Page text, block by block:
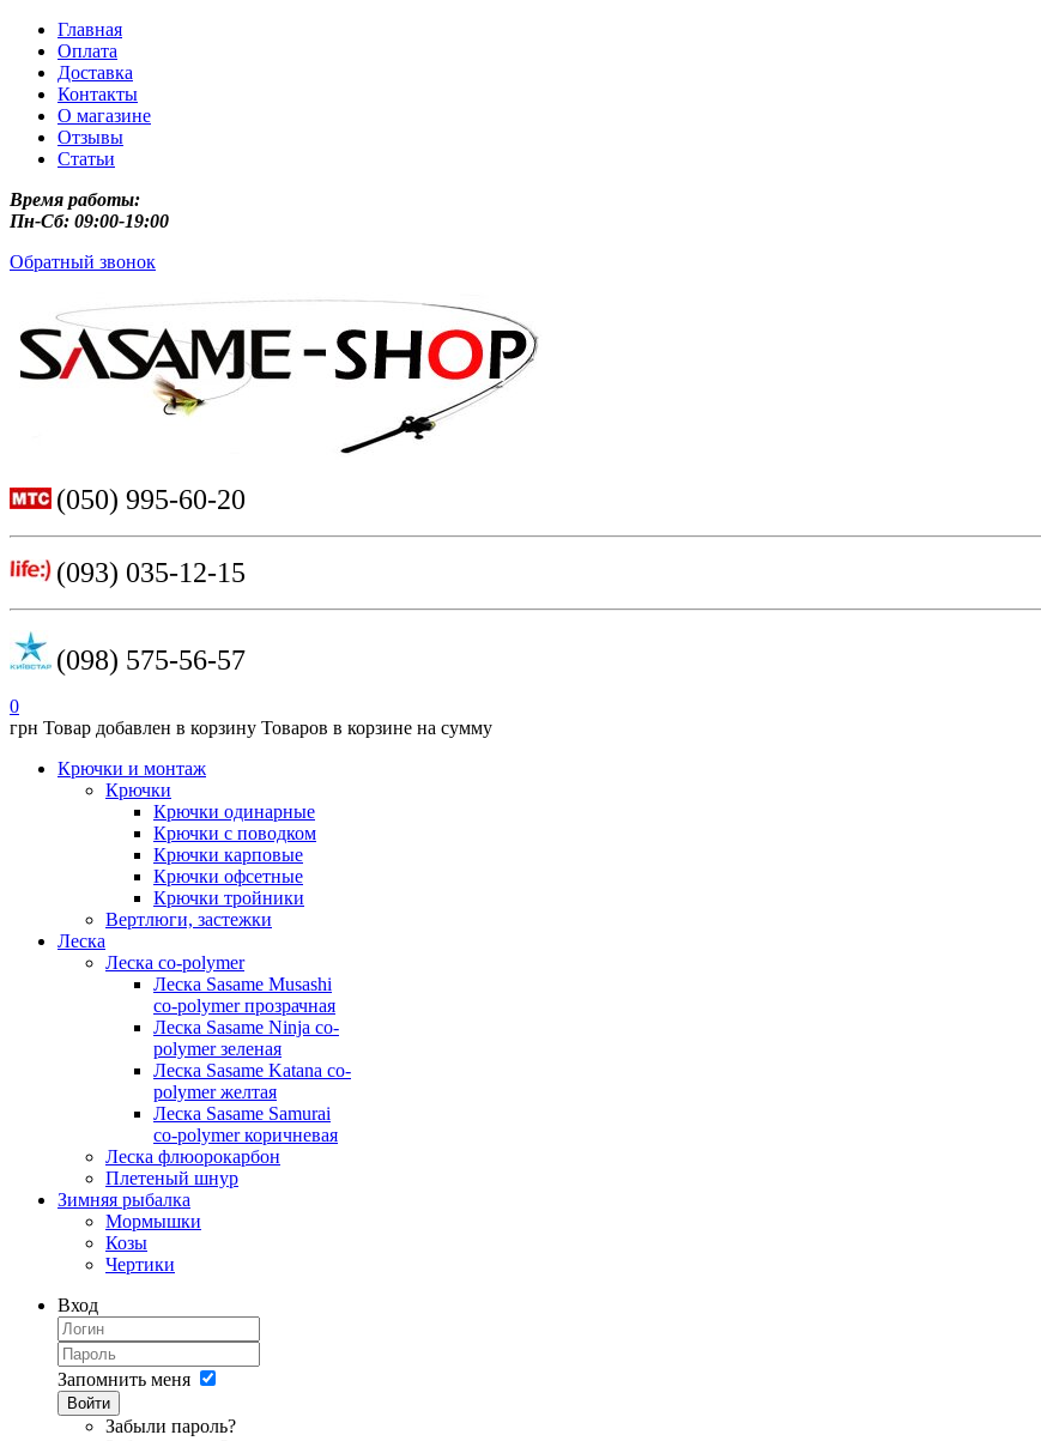
Главная
Оплата
Доставка
Контакты
О магазине
Отзывы
Статьи
Время работы:
Пн-Сб: 09:00-19:00
Обратный звонок
(050) 995-60-20
(093) 035-12-15
(098) 575-56-57
0
грн Товар добавлен в корзину Товаров в корзине на сумму
Крючки и монтаж
Крючки
Крючки одинарные
Крючки с поводком
Крючки карповые
Крючки офсетные
Крючки тройники
Вертлюги, застежки
Леска
Леска co-polymer
Леска Sasame Musashi
co-polymer прозрачная
Леска Sasame Ninja co-
polymer зеленая
Леска Sasame Katana co-
polymer желтая
Леска Sasame Samurai
co-polymer коричневая
Леска флюорокарбон
Плетеный шнур
Зимняя рыбалка
Мормышки
Козы
Чертики
Вход
Запомнить меня
Войти
Забыли пароль?